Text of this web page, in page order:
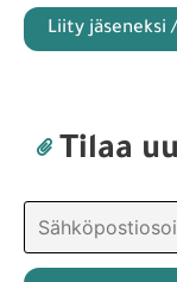
Liity jäseneksi
Tilaa